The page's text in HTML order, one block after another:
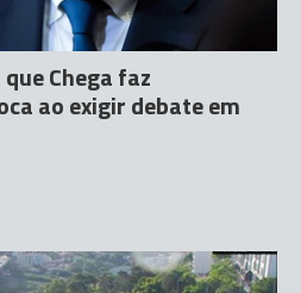
Chega faz
ao exigir debate em